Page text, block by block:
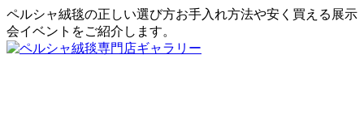
ペルシャ絨毯の正しい選び方お手入れ方法や安く買える展示
会イベントをご紹介します。